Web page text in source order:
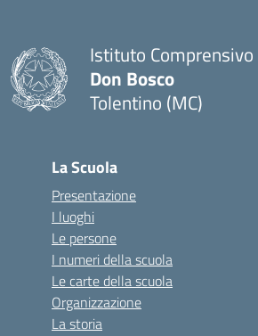
Istituto Comprensivo
Don Bosco
Tolentino (MC)
La Scuola
Presentazione
I luoghi
Le persone
I numeri della scuola
Le carte della scuola
Organizzazione
La storia